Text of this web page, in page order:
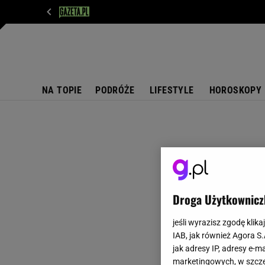
NA TOPIE PODRÓŻE LIFESTYLE HOROSKOPY
Droga
jeśli wyrazisz zgodę
IAB, jak również Agora
jak adresy IP, adresy e-
marketingowych, w